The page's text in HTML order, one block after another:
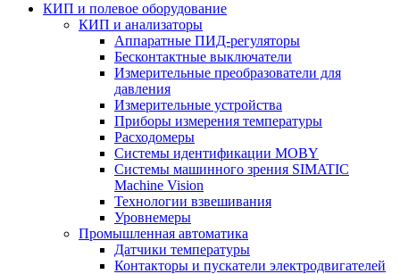
КИП и полевое оборудование
КИП и анализаторы
Аппаратные ПИД-регуляторы
Бесконтактные выключатели
Измерительные преобразователи для
давления
Измерительные устройства
Приборы измерения температуры
Расходомеры
Системы идентификации MOBY
Системы машинного зрения SIMATIC
Machine Vision
Технологии взвешивания
Уровнемеры
Промышленная автоматика
Датчики температуры
Контакторы и пускатели электродвигателей